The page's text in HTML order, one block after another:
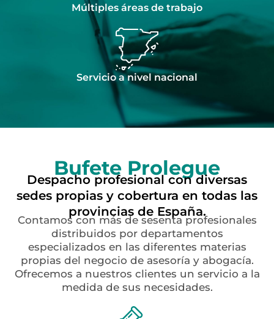
Múltiples áreas de trabajo
Servicio a nivel nacional
Bufete Prolegue
Despacho profesional con diversas
sedes propias y cobertura en todas las
provincias de España.
Contamos con más de sesenta profesionales
distribuidos por departamentos
especializados en las diferentes materias
propias del negocio de asesoría y abogacía.
Ofrecemos a nuestros clientes un servicio a la
medida de sus necesidades.